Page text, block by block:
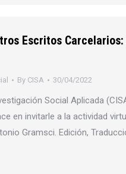
Escritos
By CISA 30/04/2022
Social Aplicada
en invitarle a la actividad
Gramsci. Edición,